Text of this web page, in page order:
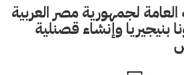
لجمهورية مصر العربية
بنيجيريا وإنشاء قصنلية